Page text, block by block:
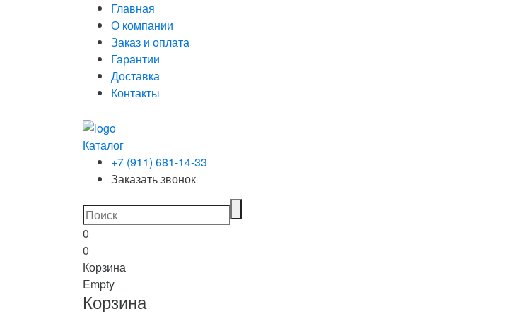
Главная
О компании
Заказ и оплата
Гарантии
Доставка
Контакты
Каталог
+7 (911) 681-14-33
Заказать звонок
0
0
Корзина
Empty
Корзина